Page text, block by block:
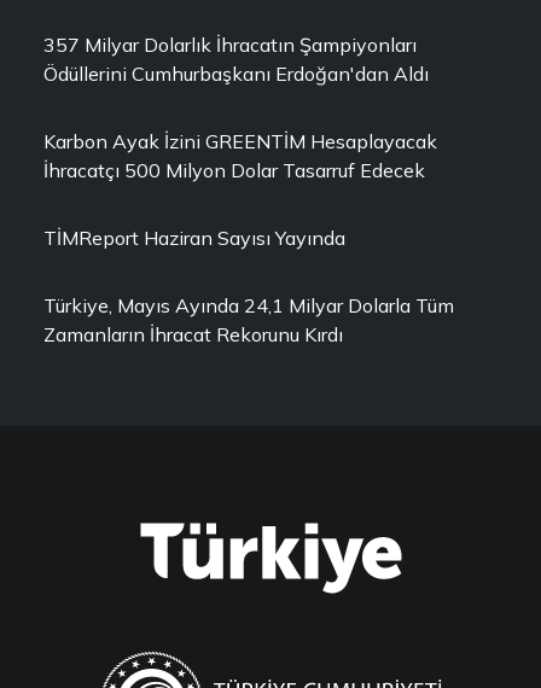
357 Milyar Dolarlık İhracatın Şampiyonları
Ödüllerini Cumhurbaşkanı Erdoğan'dan Aldı
Karbon Ayak İzini GREENTİM Hesaplayacak
İhracatçı 500 Milyon Dolar Tasarruf Edecek
TİMReport Haziran Sayısı Yayında
Türkiye, Mayıs Ayında 24,1 Milyar Dolarla Tüm
Zamanların İhracat Rekorunu Kırdı